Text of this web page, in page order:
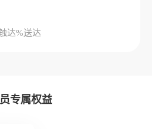
达%送达
专属权益